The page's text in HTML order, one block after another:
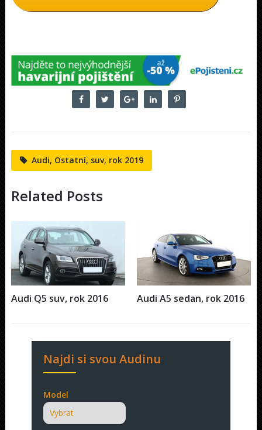
Audi, Ostatní, suv, rok 2019
Related Posts
Audi Q5 suv, rok 2016 Audi A5 sedan, rok 2016
Najdi si svou Audinu
Model